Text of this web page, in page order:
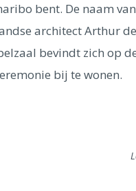
bent. De naam
architect Arthur
bevindt zich op
bij te wonen.